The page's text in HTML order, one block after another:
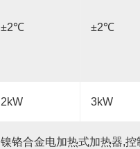
±2℃ ±2℃
2kW 3kW
镍铬合金电加热式加热器,